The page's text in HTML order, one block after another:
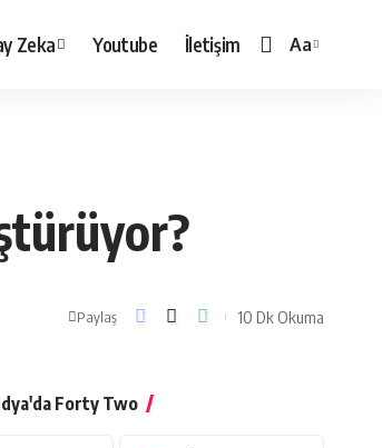
Zeka Youtube İletişim
Yazı
Aa
Paylaş 10 Dk Okuma
Forty Two